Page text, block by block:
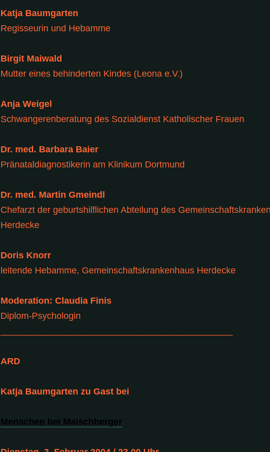
Katja Baumgarten
Regisseurin und Hebamme
Birgit Maiwald
Mutter eines behinderten Kindes (Leona e.V.)
Anja Weigel
Schwangerenberatung des Sozialdienst Katholischer Frauen
Dr. med. Barbara Baier
Pränataldiagnostikerin am Klinikum Dortmund
Dr. med. Martin Gmeindl
Chefarzt der geburtshilflichen Abteilung des
Herdecke
Doris Knorr
leitende Hebamme, Gemeinschaftskrankenhaus Herdecke
Moderation: Claudia Finis
Diplom-Psychologin
ARD
Katja Baumgarten zu Gast bei
Menschen bei Maischberger